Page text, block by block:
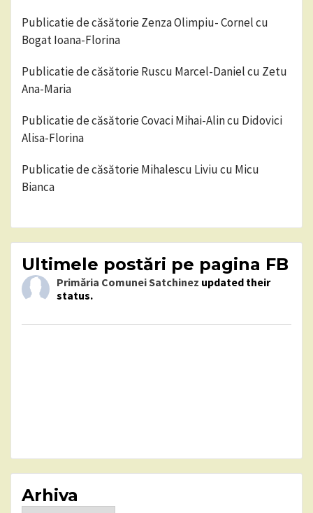
Publicatie de căsătorie Zenza Olimpiu- Cornel cu
Bogat Ioana-Florina
Publicatie de căsătorie Ruscu Marcel-Daniel cu Zetu
Ana-Maria
Publicatie de căsătorie Covaci Mihai-Alin cu Didovici
Alisa-Florina
Publicatie de căsătorie Mihalescu Liviu cu Micu
Bianca
Ultimele postări pe pagina FB
Primăria Comunei Satchinez updated their
status.
Arhiva